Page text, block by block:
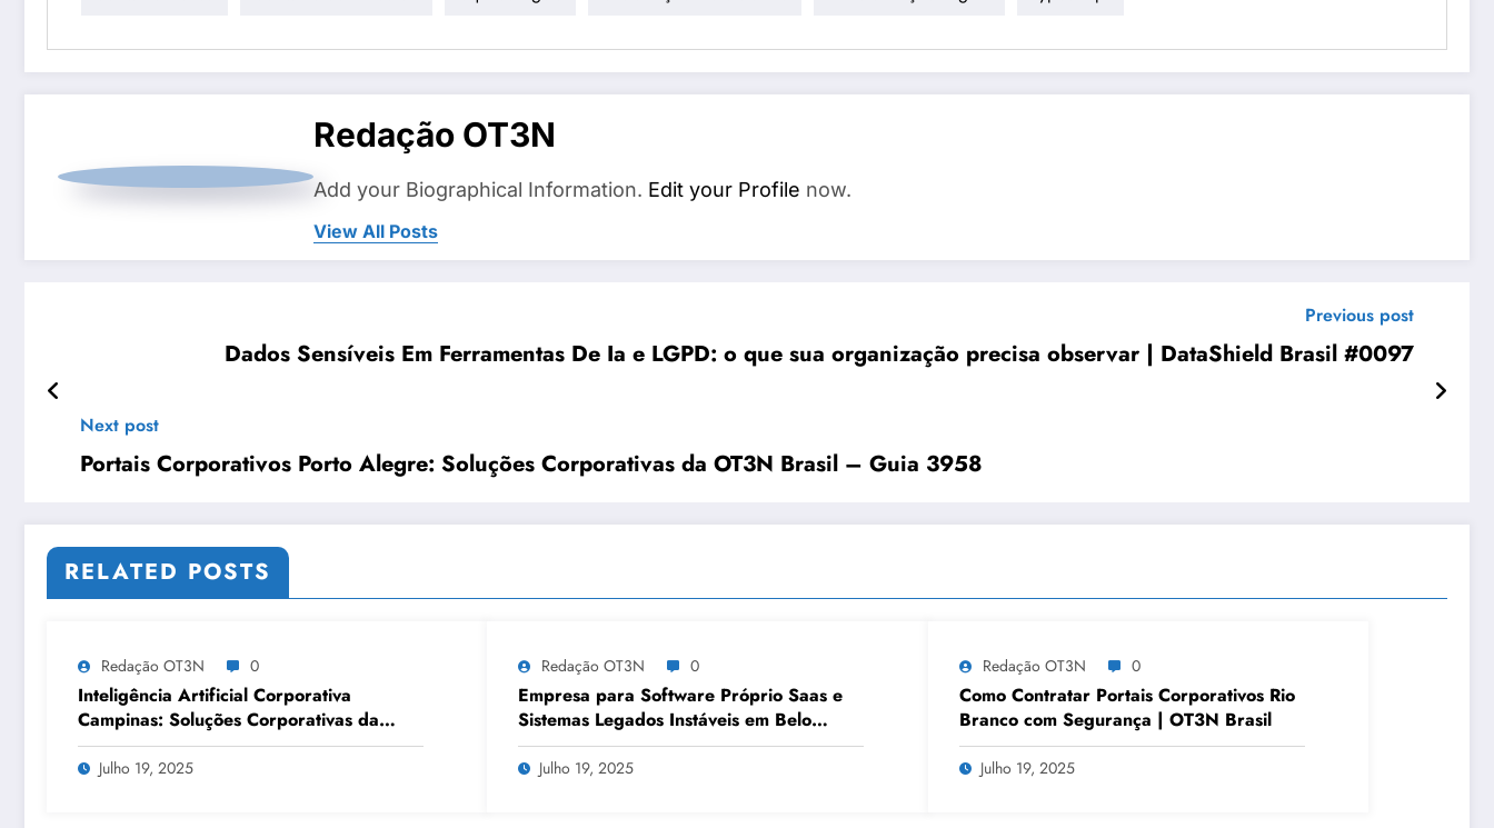
Redação OT3N
Add your Biographical Information. Edit your Profile now.
View All Posts
Previous post
Dados Sensíveis Em Ferramentas De Ia e LGPD: o que sua organização precisa observar | DataShield Brasil #0097
Next post
Portais Corporativos Porto Alegre: Soluções Corporativas da OT3N Brasil – Guia 3958
RELATED POSTS
Redação OT3N 0
Inteligência Artificial Corporativa
Campinas: Soluções Corporativas da
OT3N Brasil – Guia 3083
Julho 19, 2025
Redação OT3N 0
Empresa para Software Próprio Saas e
Sistemas Legados Instáveis em Belo
Horizonte | OT3N Brasil – Guia 3449
Julho 19, 2025
Redação OT3N 0
Como Contratar Portais Corporativos Rio
Branco com Segurança | OT3N Brasil
Julho 19, 2025